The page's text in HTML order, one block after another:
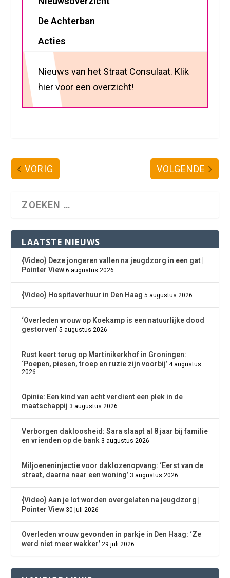
De Achterban
Acties
Nieuws van het Straat Consulaat. Klik
hier voor een overzicht!
VORIG VOLGENDE
LAATSTE NIEUWS
{Video} Deze jongeren vallen na jeugdzorg in een gat |
Pointer View 6 augustus 2026
{Video} Hospitaverhuur in Den Haag 5 augustus 2026
‘Overleden vrouw op Koekamp is een natuurlijke dood
gestorven’ 5 augustus 2026
Rust keert terug op Martinikerkhof in Groningen:
‘Poepen, piesen, troep en ruzie zijn voorbij’ 4 augustus
2026
Opinie: Een kind van acht verdient een plek in de
maatschappij 3 augustus 2026
Verborgen dakloosheid: Sara slaapt al 8 jaar bij familie
en vrienden op de bank 3 augustus 2026
Miljoeneninjectie voor daklozenopvang: ‘Eerst van de
straat, daarna naar een woning’ 3 augustus 2026
{Video} Aan je lot worden overgelaten na jeugdzorg |
Pointer View 30 juli 2026
Overleden vrouw gevonden in parkje in Den Haag: ‘Ze
werd niet meer wakker’ 29 juli 2026